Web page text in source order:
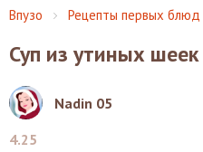
Впузо Рецепты первых блюд
Суп из утиных
Nadin 05
4.25